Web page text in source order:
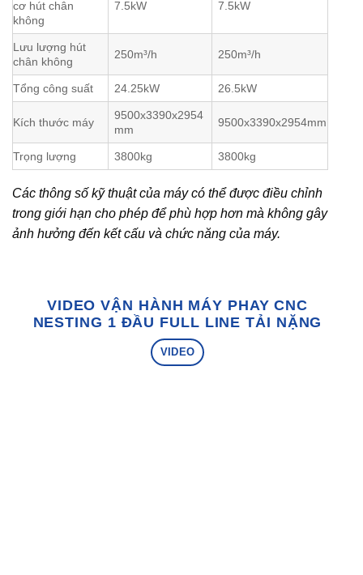
cơ hút chân
không
7.5kW 7.5kW
Lưu lượng hút
chân không
250m³/h 250m³/h
Tổng công suất 24.25kW 26.5kW
Kích thước máy
9500x3390x2954
mm
9500x3390x2954mm
Trọng lượng 3800kg 3800kg
Các thông số kỹ thuật của máy có thể được điều chỉnh
trong giới hạn cho phép để phù hợp hơn mà không gây
ảnh hưởng đến kết cấu và chức năng của máy.
VIDEO VẬN HÀNH MÁY PHAY CNC
NESTING 1 ĐẦU FULL LINE TẢI NẶNG
VIDEO